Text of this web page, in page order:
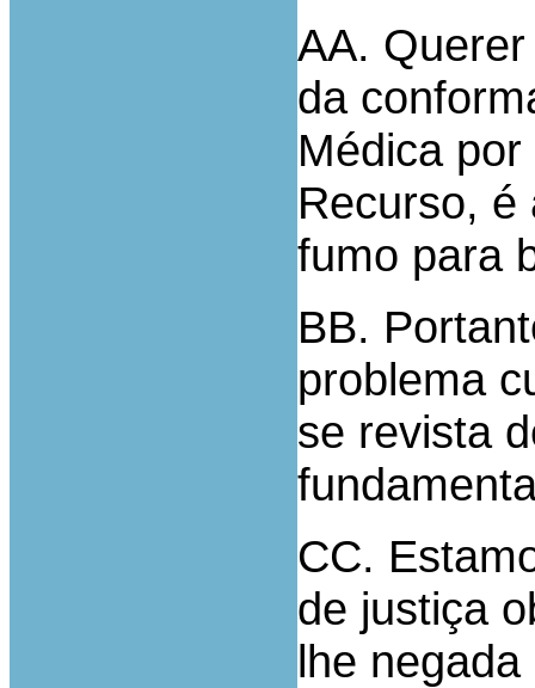
AA.
da
Médica
Recurso, é
fumo para
BB.
problema
se revista
CC.
de justiça
lhe